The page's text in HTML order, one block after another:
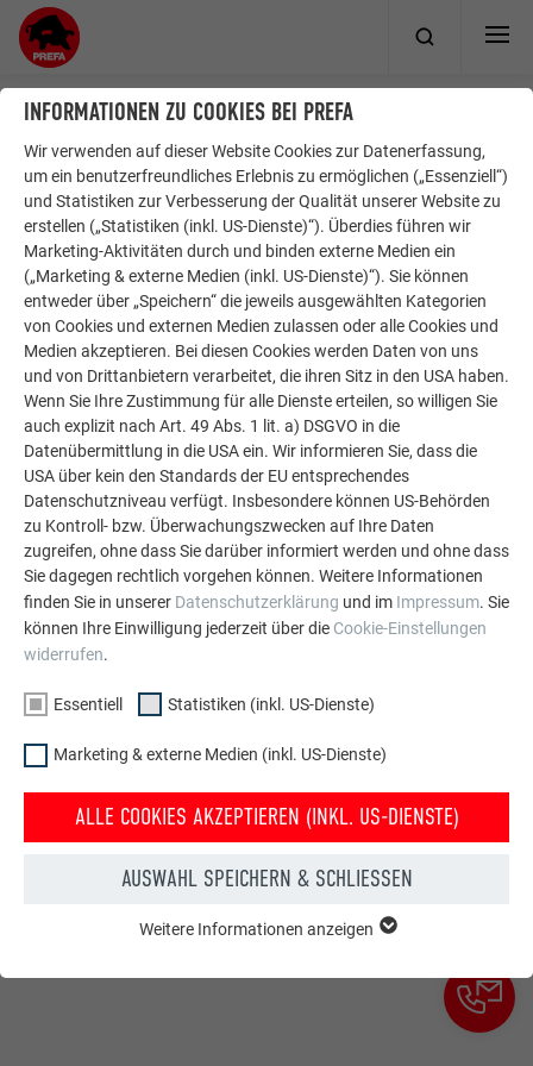
ENTDECKEN SIE DIE VIELEN VORTEILE DER PREFA PRODUKTE
Überzeugen Sie sich jetzt selbst! Einfach die gewünschten
Prospekte bestellen.
PROSPEKTE BESTELLEN
ÜBER PREFA
Über uns
Nachhaltigkeit
Jobangebote
Compliance
WIR HELFEN IHNEN
Bauhandwerker in der Nähe
finden
Fragen & Antworten
Prospekte bestellen
Kontakt
Mein PREFA Italien
Datenschutz AGB Impressum Cookie-Einstellungen
INFORMATIONEN ZU COOKIES BEI PREFA
Wir verwenden auf dieser Website Cookies zur Datenerfassung,
um ein benutzerfreundliches Erlebnis zu ermöglichen („Essenziell“)
und Statistiken zur Verbesserung der Qualität unserer Website zu
erstellen („Statistiken (inkl. US-Dienste)“). Überdies führen wir
Marketing-Aktivitäten durch und binden externe Medien ein
(„Marketing & externe Medien (inkl. US-Dienste)“). Sie können
entweder über „Speichern“ die jeweils ausgewählten Kategorien
von Cookies und externen Medien zulassen oder alle Cookies und
Medien akzeptieren. Bei diesen Cookies werden Daten von uns
und von Drittanbietern verarbeitet, die ihren Sitz in den USA haben.
Wenn Sie Ihre Zustimmung für alle Dienste erteilen, so willigen Sie
auch explizit nach Art. 49 Abs. 1 lit. a) DSGVO in die
Datenübermittlung in die USA ein. Wir informieren Sie, dass die
USA über kein den Standards der EU entsprechendes
Datenschutzniveau verfügt. Insbesondere können US-Behörden
zu Kontroll- bzw. Überwachungszwecken auf Ihre Daten
zugreifen, ohne dass Sie darüber informiert werden und ohne dass
Sie dagegen rechtlich vorgehen können. Weitere Informationen
finden Sie in unserer Datenschutzerklärung und im Impressum. Sie
können Ihre Einwilligung jederzeit über die Cookie-Einstellungen
widerrufen.
Essentiell Statistiken (inkl. US-Dienste)
Marketing & externe Medien (inkl. US-Dienste)
ALLE COOKIES AKZEPTIEREN (INKL. US-DIENSTE)
AUSWAHL SPEICHERN & SCHLIESSEN
Funktionen der Website benötigt. Dadurch ist gewährleistet,
Weitere Informationen anzeigen